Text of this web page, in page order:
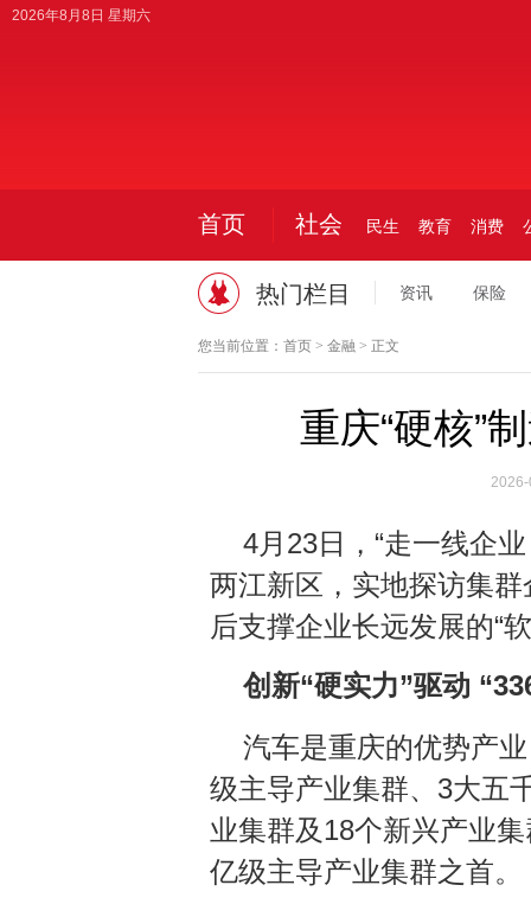
2026年8月8日 星期六
首页 社会 民生 教育 消费
热门栏目 资讯 保险
您当前位置： 首页> 金融 > 正文
重庆“硬核”
4月23日，“走一线企
两江新区，实地探访集群
后支撑企业长远发展的“
创新“硬实力”驱动
汽车是重庆的优势产
级主导产业集群、3大五
业集群及18个新兴产业
亿级主导产业集群之首。